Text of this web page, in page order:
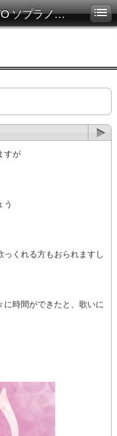
CANTIAMO IL BELCANTO ソプラノ千賀恵子オフィシャルホームページ
すが
う
くれる方もおられますし
に時間ができたと、歌いに